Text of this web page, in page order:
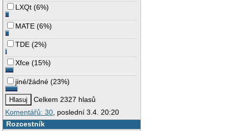
LXQt (6%)
MATE (6%)
TDE (2%)
Xfce (15%)
jiné/žádné (23%)
Celkem 2327 hlasů
Komentářů: 30, poslední 3.4. 20:20
Rozcestník